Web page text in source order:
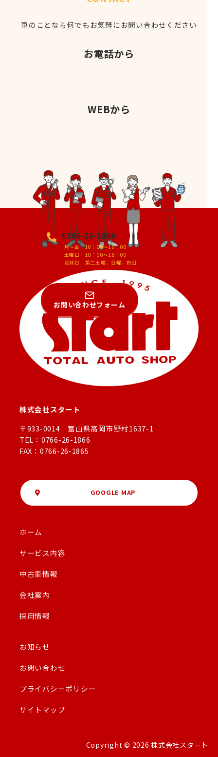
車のことなら何でもお気軽にお問い合わせください
お電話から
0766-26-1866
月～金 10：00～19：00
土曜日 10：00～18：00
定休日 第二土曜、日曜、祝日
WEBから
お問い合わせフォーム
株式会社スタート
〒933-0014 富山県高岡市野村1637-1
TEL：0766-26-1866
FAX：0766-26-1865
GOOGLE MAP
ホーム
サービス内容
中古車情報
会社案内
採用情報
お知らせ
お問い合わせ
プライバシーポリシー
サイトマップ
Copyright © 2026 株式会社スタート